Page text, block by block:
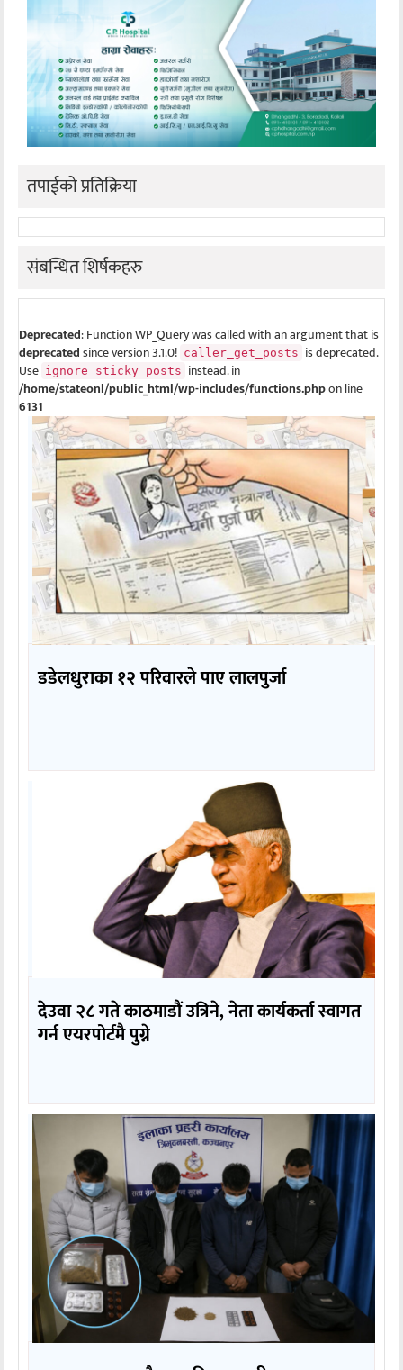
तपाईको प्रतिक्रिया
संबन्धित शिर्षकहरु
Deprecated: Function WP_Query was called with an argument that is
deprecatedsince version 3.1.0! caller_get_posts is deprecated.
Use ignore_sticky_posts instead. in
/home/stateonl/public_html/wp-includes/functions.phpon line
6131
डडेलधुराका १२ परिवारले पाए लालपुर्जा
देउवा २८ गते काठमाडौं उत्रिने, नेता कार्यकर्ता स्वागत
गर्न एयरपोर्टमै पुग्ने